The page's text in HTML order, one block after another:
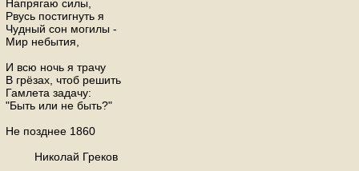
Напрягаю силы,
Рвусь постигнуть я
Чудный сон могилы -
Мир небытия,
И всю ночь я трачу
В грёзах, чтоб решить
Гамлета задачу:
"Быть или не быть?"
Не позднее 1860
Николай Греков